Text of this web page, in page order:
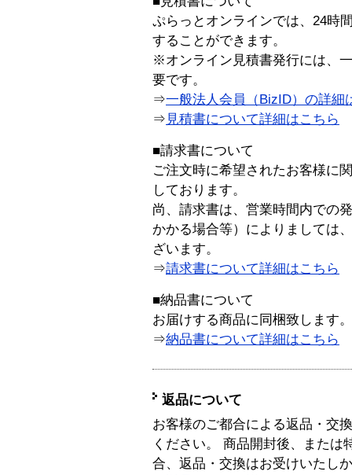
ぷらっとオンラインでは、24時
することができます。
※オンライン見積書発行には、
要です。
⇒一般法人会員（BizID）の詳細
⇒ 見積書について詳細はこちら
■請求書について
ご注文時に希望されたお客様に
しております。
尚、請求書は、営業時間内での
かかる場合等）によりましては
ざいます。
⇒請求書について詳細はこちら
■納品書について
お届けする商品に同梱致します。
⇒納品書について詳細はこちら
返品について
お客様のご都合による返品・交
ください。 商品開封後、または
合、返品・交換はお受けいたし